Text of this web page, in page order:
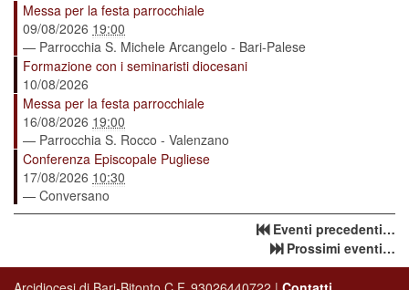
Messa per la festa parrocchiale
09/08/2026 19:00
— Parrocchia S. Michele Arcangelo - Bari-Palese
Formazione con i seminaristi diocesani
10/08/2026
Messa per la festa parrocchiale
16/08/2026 19:00
— Parrocchia S. Rocco - Valenzano
Conferenza Episcopale Pugliese
17/08/2026 10:30
— Conversano
Eventi precedenti…
Prossimi eventi…